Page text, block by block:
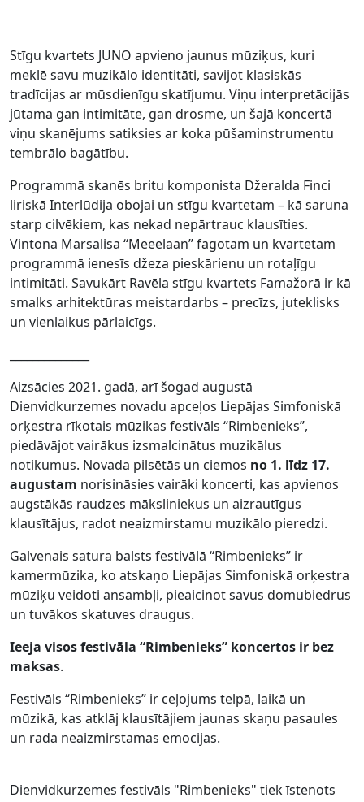
Stīgu kvartets JUNO apvieno jaunus mūziķus, kuri
meklē savu muzikālo identitāti, savijot klasiskās
tradīcijas ar mūsdienīgu skatījumu. Viņu interpretācijās
jūtama gan intimitāte, gan drosme, un šajā koncertā
viņu skanējums satiksies ar koka pūšaminstrumentu
tembrālo bagātību.
Programmā skanēs britu komponista Džeralda Finci
liriskā Interlūdija obojai un stīgu kvartetam – kā saruna
starp cilvēkiem, kas nekad nepārtrauc klausīties.
Vintona Marsalisa “Meeelaan” fagotam un kvartetam
programmā ienesīs džeza pieskārienu un rotaļīgu
intimitāti. Savukārt Ravēla stīgu kvartets Famažorā ir kā
smalks arhitektūras meistardarbs – precīzs, juteklisks
un vienlaikus pārlaicīgs.
Aizsācies 2021. gadā, arī šogad augustā
Dienvidkurzemes novadu apceļos Liepājas Simfoniskā
orķestra rīkotais mūzikas festivāls “Rimbenieks”,
piedāvājot vairākus izsmalcinātus muzikālus
notikumus. Novada pilsētās un ciemos no 1. līdz 17.
augustam norisināsies vairāki koncerti, kas apvienos
augstākās raudzes māksliniekus un aizrautīgus
klausītājus, radot neaizmirstamu muzikālo pieredzi.
Galvenais satura balsts festivālā “Rimbenieks” ir
kamermūzika, ko atskaņo Liepājas Simfoniskā orķestra
mūziķu veidoti ansambļi, pieaicinot savus domubiedrus
un tuvākos skatuves draugus.
Ieeja visos festivāla “Rimbenieks” koncertos ir bez
maksas.
Festivāls “Rimbenieks” ir ceļojums telpā, laikā un
mūzikā, kas atklāj klausītājiem jaunas skaņu pasaules
un rada neaizmirstamas emocijas.
Dienvidkurzemes festivāls "Rimbenieks" tiek īstenots